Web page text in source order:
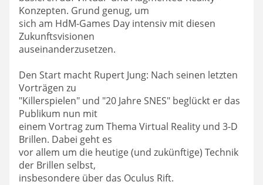
Konzepten. Grund genug, um
sich am HdM-Games Day intensiv mit diesen
Zukunftsvisionen
auseinanderzusetzen.
Den Start macht Rupert Jung: Nach seinen letzten
Vorträgen zu
"Killerspielen" und "20 Jahre SNES" beglückt er das
Publikum nun mit
einem Vortrag zum Thema Virtual Reality und 3-D
Brillen. Dabei geht es
vor allem um die heutige (und zukünftige) Technik
der Brillen selbst,
insbesondere über das Oculus Rift.